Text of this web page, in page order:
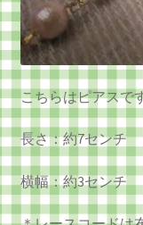
こちらはピアスで
長さ：約7センチ
横幅：約3センチ